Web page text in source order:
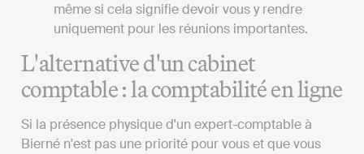
même si cela signifie devoir vous y rendre
uniquement pour les réunions importantes.
L'alternative d'un cabinet
comptable : la comptabilité en ligne
Si la présence physique d'un expert-comptable à
Bierné n'est pas une priorité pour vous et que vous